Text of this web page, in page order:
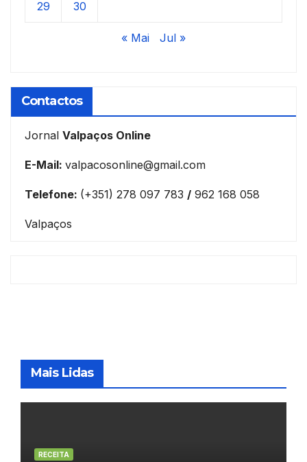
29 30
« Mai Jul »
Contactos
Jornal Valpaços Online
E-Mail: valpacosonline@gmail.com
Telefone: (+351) 278 097 783 / 962 168 058
Valpaços
Mais Lidas
RECEITA